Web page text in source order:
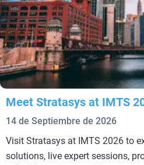
Meet Stratasys at IMTS
14 de Septiembre de 2026
Visit Stratasys at IMTS 2026 to
solutions, live expert sessions,